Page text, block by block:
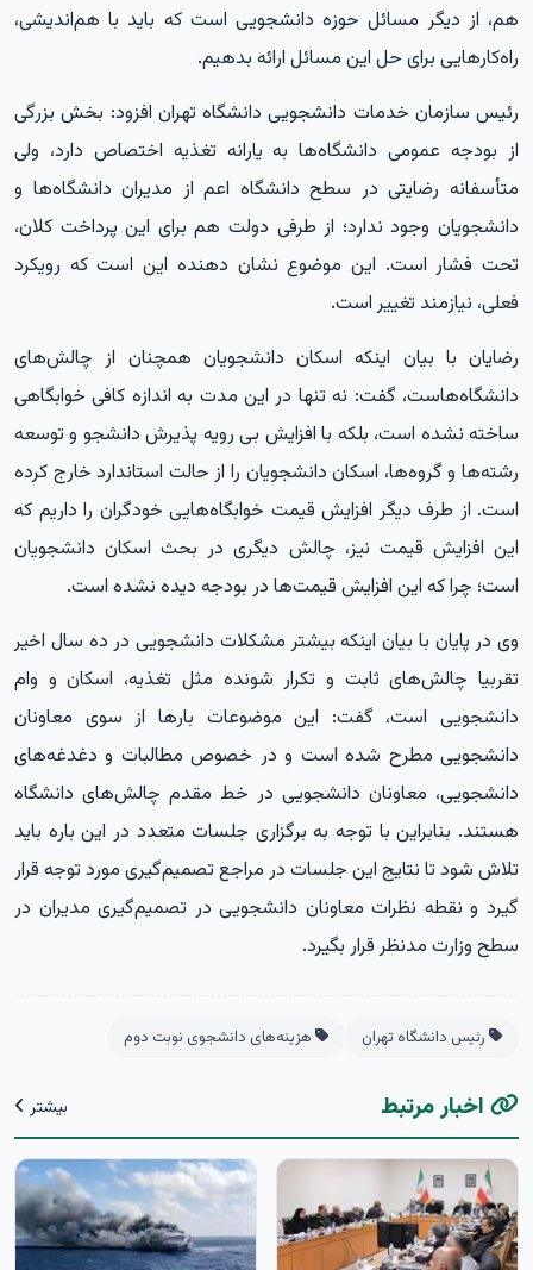
هم، از دیگر مسائل حوزه دانشجویی است که باید با هم‌اندیشی،
راه‌کارهایی برای حل این مسائل ارائه بدهیم.
رئیس سازمان خدمات دانشجویی دانشگاه تهران افزود: بخش بزرگی
از بودجه عمومی دانشگاه‌ها به یارانه تغذیه اختصاص دارد، ولی
متأسفانه رضایتی در سطح دانشگاه اعم از مدیران دانشگاه‌ها و
دانشجویان وجود ندارد؛ از طرفی دولت هم برای این پرداخت کلان،
تحت فشار است. این موضوع نشان دهنده این است که رویکرد
فعلی، نیازمند تغییر است.
رضایان با بیان اینکه اسکان دانشجویان همچنان از چالش‌های
دانشگاه‌هاست، گفت: نه تنها در این مدت به اندازه کافی خوابگاهی
ساخته نشده است، بلکه با افزایش بی رویه پذیرش دانشجو و توسعه
رشته‌ها و گروه‌ها، اسکان دانشجویان را از حالت استاندارد خارج کرده
است. از طرف دیگر افزایش قیمت خوابگاه‌هایی خودگران را داریم که
این افزایش قیمت نیز، چالش دیگری در بحث اسکان دانشجویان
است؛ چرا که این افزایش قیمت‌ها در بودجه دیده نشده است.
وی در پایان با بیان اینکه بیشتر مشکلات دانشجویی در ده سال اخیر
تقربیا چالش‌های ثابت و تکرار شونده مثل تغذیه، اسکان و وام
دانشجویی است، گفت: این موضوعات بارها از سوی معاونان
دانشجویی مطرح شده است و در خصوص مطالبات و دغدغه‌های
دانشجویی، معاونان دانشجویی در خط مقدم چالش‌های دانشگاه
هستند. بنابراین با توجه به برگزاری جلسات متعدد در این باره باید
تلاش شود تا نتایج این جلسات در مراجع تصمیم‌گیری مورد توجه قرار
گیرد و نقطه نظرات معاونان دانشجویی در تصمیم‌گیری مدیران در
سطح وزارت مدنظر قرار بگیرد.
رئیس دانشگاه تهران هزینه‌های دانشجوی نوبت دوم
اخبار مرتبط بیشتر